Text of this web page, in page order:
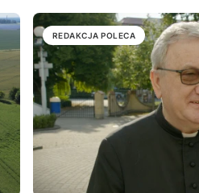
REDAKCJA POLECA